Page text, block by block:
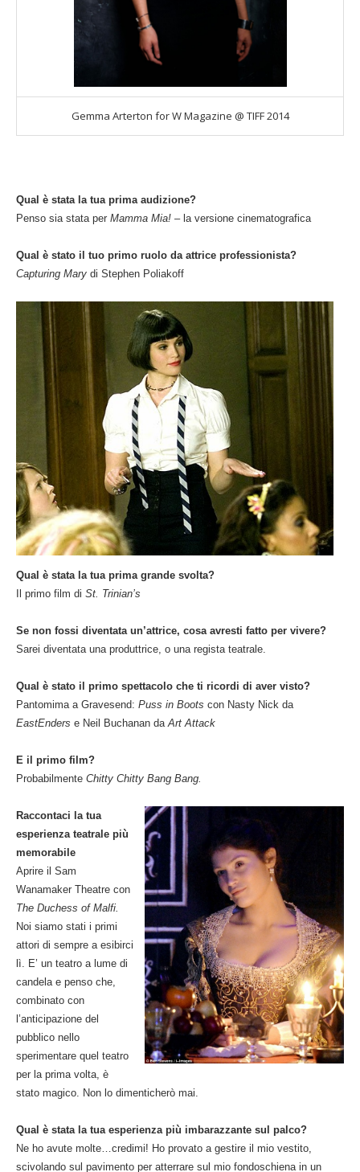
Gemma Arterton for W Magazine @ TIFF 2014
Qual è stata la tua prima audizione?
Penso sia stata per Mamma Mia! – la versione cinematografica
Qual è stato il tuo primo ruolo da attrice professionista?
Capturing Mary di Stephen Poliakoff
Qual è stata la tua prima grande svolta?
Il primo film di St. Trinian’s
Se non fossi diventata un’attrice, cosa avresti fatto per vivere?
Sarei diventata una produttrice, o una regista teatrale.
Qual è stato il primo spettacolo che ti ricordi di aver visto?
Pantomima a Gravesend: Puss in Boots con Nasty Nick da
EastEnders e Neil Buchanan daArt Attack
E il primo film?
Probabilmente Chitty Chitty Bang Bang.
Raccontaci la tua
esperienza teatrale più
memorabile
Aprire il Sam
Wanamaker Theatre con
The Duchess of Malfi.
Noi siamo stati i primi
attori di sempre a esibirci
lì. E’ un teatro a lume di
candela e penso che,
combinato con
l’anticipazione del
pubblico nello
sperimentare quel teatro
per la prima volta, è
stato magico. Non lo dimenticherò mai.
Qual è stata la tua esperienza più imbarazzante sul palco?
Ne ho avute molte…credimi! Ho provato a gestire il mio vestito,
scivolando sul pavimento per atterrare sul mio fondoschiena in un